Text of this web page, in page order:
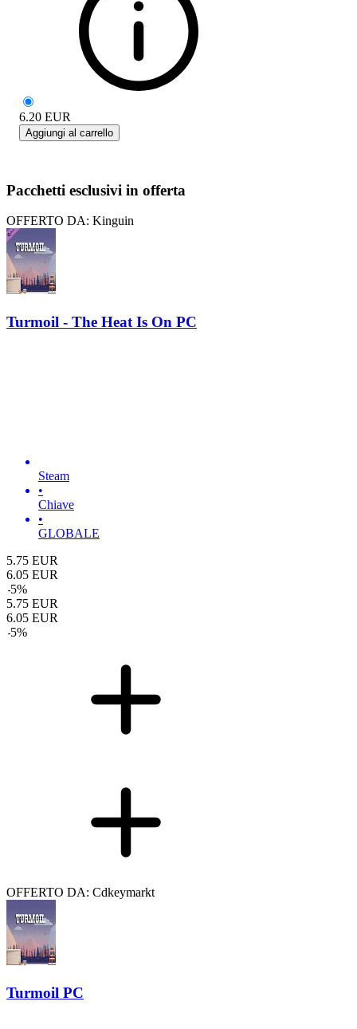
6.20 EUR
Aggiungi al carrello
Pacchetti esclusivi in offerta
OFFERTO DA: Kinguin
Turmoil - The Heat Is On PC
Steam
•
Chiave
•
GLOBALE
5.75 EUR
6.05 EUR
-5%
5.75 EUR
6.05 EUR
-5%
OFFERTO DA: Cdkeymarkt
Turmoil PC